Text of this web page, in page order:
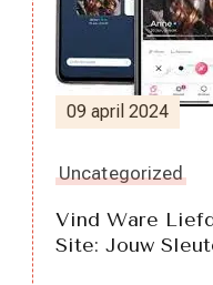
09 april 2024
Uncategorized
Vind Ware
Site: Jouw